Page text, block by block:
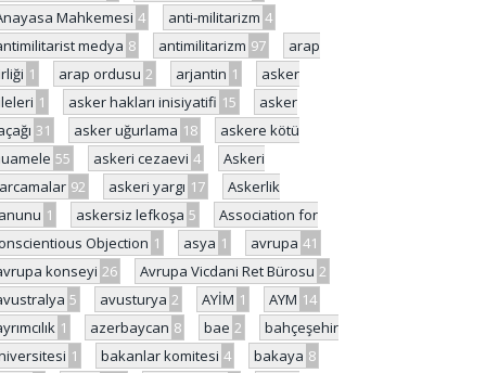
Mahkemesi 4 anti-militarizm 4
medya 8 antimilitarizm 97
arap
1 arap ordusu 2 arjantin 1
asker
1 asker hakları inisiyatifi 15
asker
31 asker uğurlama 18
askere kötü
55 askeri cezaevi 4
Askeri
92 askeri yargı 17
Askerlik
1 askersiz lefkoşa 5
Association for
Objection 1 asya 1 avrupa 41
konseyi 26 Avrupa Vicdani Ret Bürosu 2
5 avusturya 2 AYİM 1 AYM 14
1 azerbaycan 8 bae 2
bahçeşehir
1 bakanlar komitesi 4 bakaya 8